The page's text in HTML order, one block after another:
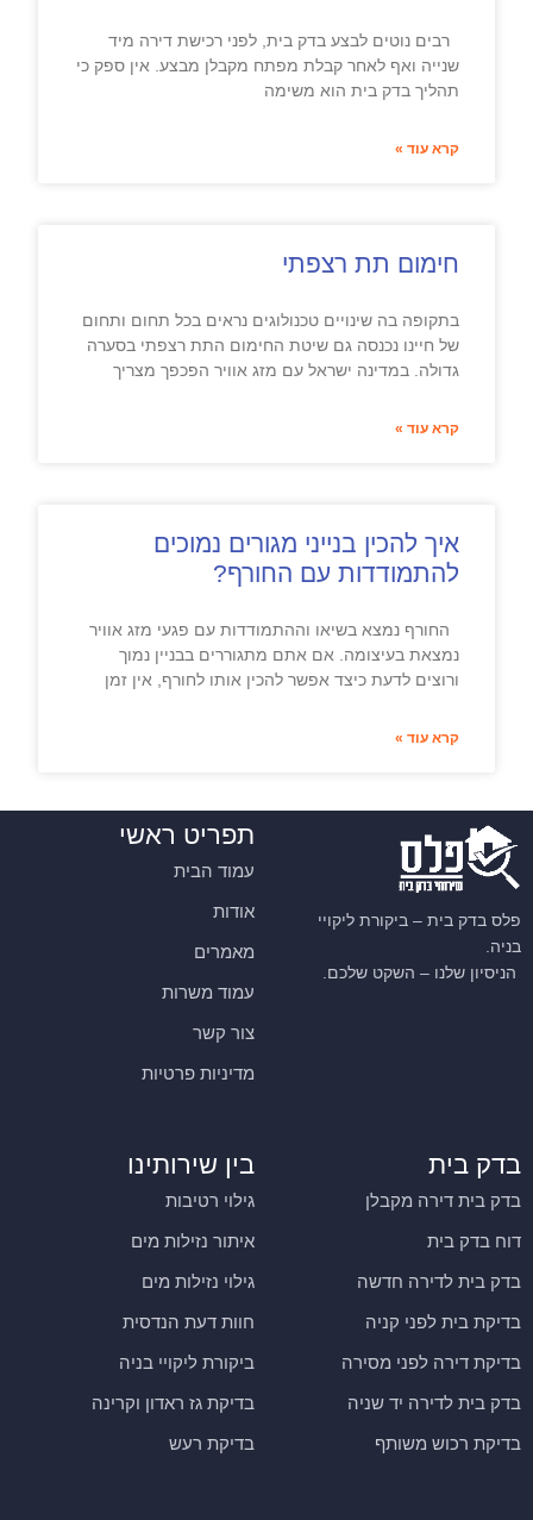
רבים נוטים לבצע בדק בית, לפני רכישת דירה מיד
שנייה ואף לאחר קבלת מפתח מקבלן מבצע. אין ספק כי
תהליך בדק בית הוא משימה
קרא עוד »
חימום תת רצפתי
בתקופה בה שינויים טכנולוגים נראים בכל תחום ותחום
של חיינו נכנסה גם שיטת החימום התת רצפתי בסערה
גדולה. במדינה ישראל עם מזג אוויר הפכפך מצריך
קרא עוד »
איך להכין בנייני מגורים נמוכים
להתמודדות עם החורף?
החורף נמצא בשיאו וההתמודדות עם פגעי מזג אוויר
נמצאת בעיצומה. אם אתם מתגוררים בבניין נמוך
ורוצים לדעת כיצד אפשר להכין אותו לחורף, אין זמן
קרא עוד »
פלס בדק בית – ביקורת ליקויי
בניה.
הניסיון שלנו – השקט שלכם.
תפריט ראשי
עמוד הבית
אודות
מאמרים
עמוד משרות
צור קשר
מדיניות פרטיות
בדק בית
בדק בית דירה מקבלן
דוח בדק בית
בדק בית לדירה חדשה
בדיקת בית לפני קניה
בדיקת דירה לפני מסירה
בדק בית לדירה יד שניה
בדיקת רכוש משותף
בין שירותינו
גילוי רטיבות
איתור נזילות מים
גילוי נזילות מים
חוות דעת הנדסית
ביקורת ליקויי בניה
בדיקת גז ראדון וקרינה
בדיקת רעש